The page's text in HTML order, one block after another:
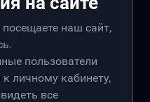
наш сайт,
пользователи
личному кабинету,
все